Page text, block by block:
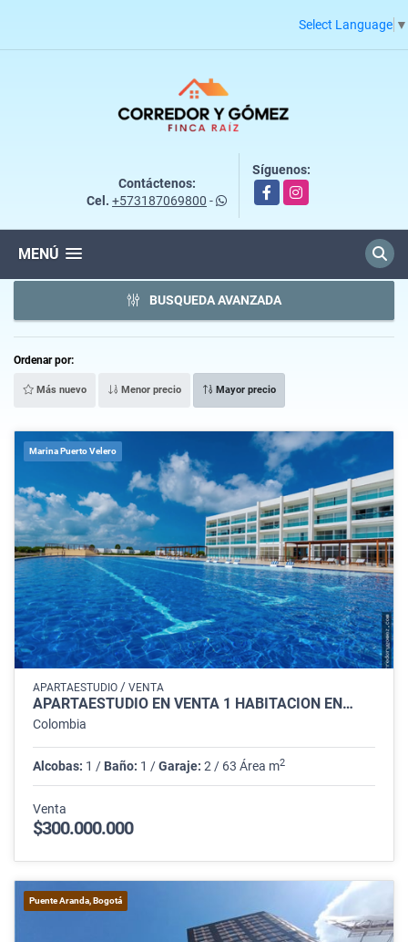
Select Language ▼
Contáctenos:
Cel. +573187069800 -
Síguenos:
FacebookInstagram
MENÚ
BUSQUEDA AVANZADA
Ordenar por:
Más nuevo Menor precio Mayor precio
Marina Puerto Velero
APARTAESTUDIO / VENTA
APARTAESTUDIO EN VENTA 1 HABITACIÓN EN…
Colombia
Alcobas: 1 / Baño: 1 /Garaje: 2 / 63 Área m2
Venta
$300.000.000
Puente Aranda, Bogotá